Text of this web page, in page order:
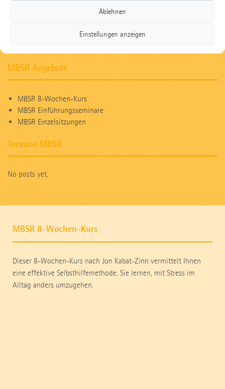
Ablehnen
Einstellungen anzeigen
positiven Wirkungen von MBSR. Weltweit erlernen Menschen diese
Gesundheitszentren, pädagogischen und sozialen Einrichtungen
MBSR Angebote
MBSR 8-Wochen-Kurs
MBSR Einführungsseminare
MBSR Einzelsitzungen
Termine MBSR
No posts yet.
MBSR 8-Wochen-Kurs
Dieser 8-Wochen-Kurs nach Jon Kabat-Zinn vermittelt Ihnen
eine effektive Selbsthilfemethode. Sie lernen, mit Stress im
Alltag anders umzugehen.